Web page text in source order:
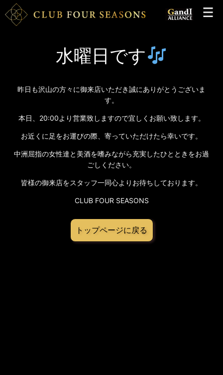
水曜日です
昨日も沢山の方々に御来店いただき誠にありがとうございま
す。
本日、20:00より営業致しますので宜しくお願い致します。
お近くに足をお運びの際、寄っていただけたら幸いです。
中洲屈指の女性達と美酒を嗜みながら充実したひとときをお過
ごしください。
皆様の御来店をスタッフ一同心よりお待ちしております。
CLUB FOUR SEASONS
トップページに戻る